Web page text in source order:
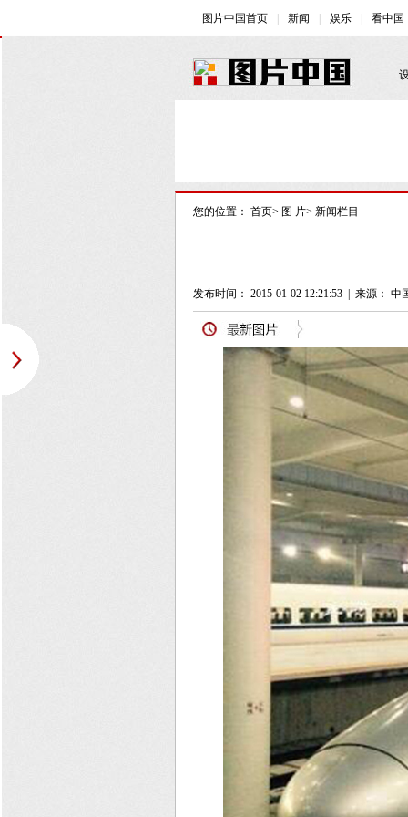
您的位置： 首页> 图 片> 新闻栏目
发布时间： 2015-01-02 12:21:53 来源： 中